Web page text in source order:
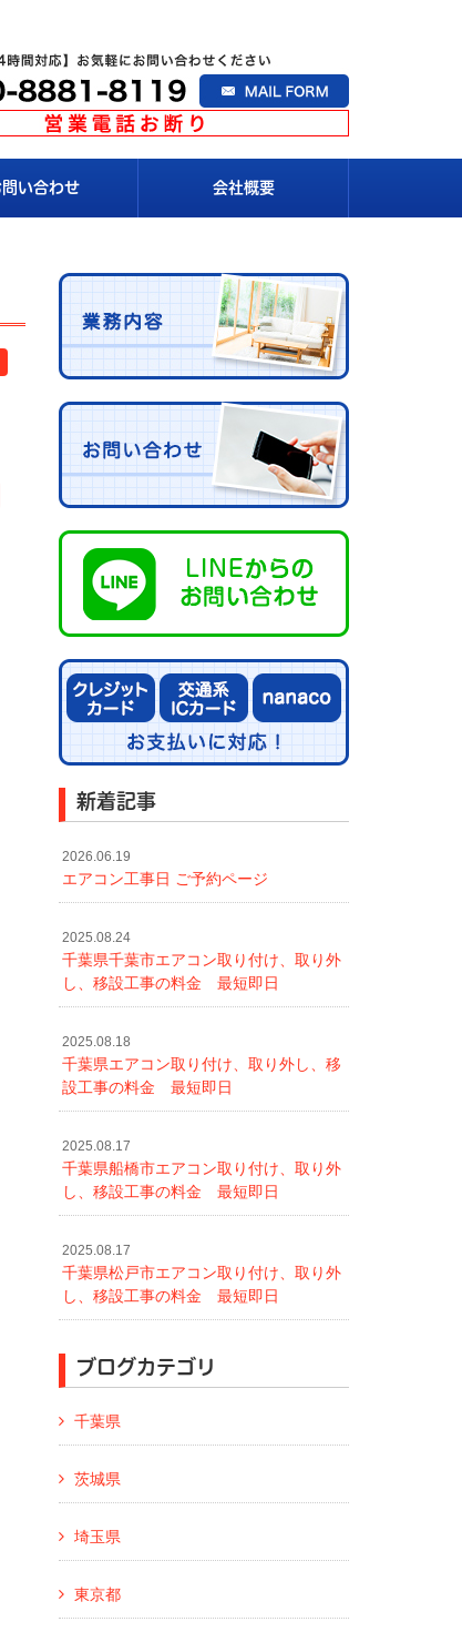
い合わせ 会社概要
新着記事
2026.06.19
エアコン工事日 ご予約ページ
2025.08.24
千葉県千葉市エアコン取り付け、取り外
し、移設工事の料金 最短即日
2025.08.18
千葉県エアコン取り付け、取り外し、移
設工事の料金 最短即日
2025.08.17
千葉県船橋市エアコン取り付け、取り外
し、移設工事の料金 最短即日
2025.08.17
千葉県松戸市エアコン取り付け、取り外
し、移設工事の料金 最短即日
ブログカテゴリ
千葉県
茨城県
埼玉県
東京都